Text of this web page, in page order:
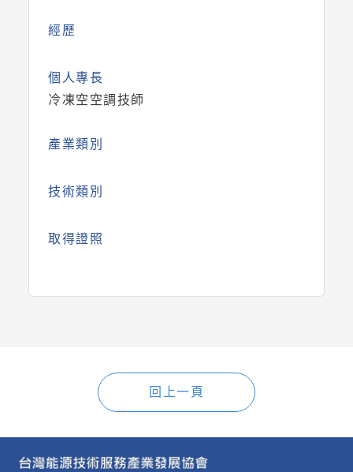
經歷
個人專長
冷凍空空調技師
產業類別
技術類別
取得證照
回上一頁